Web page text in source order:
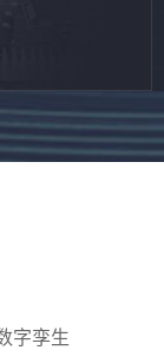
字孪生